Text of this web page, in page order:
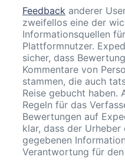
Feedback anderer
zweifellos eine der
Informationsquellen
Plattformnutzer.
sicher, dass
Kommentare von
stammen, die auch
Reise gebucht haben.
Regeln für das
Bewertungen auf
klar, dass der Urheber
gegebenen
Verantwortung für